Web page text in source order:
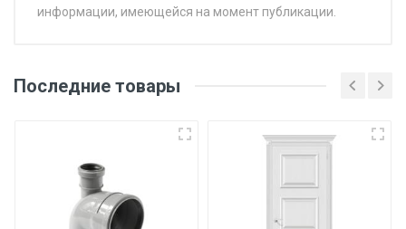
информации, имеющейся на момент публикации.
Последние товары